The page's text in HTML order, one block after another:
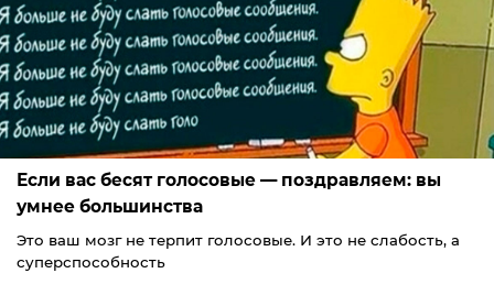
Если вас бесят голосовые — поздравляем: вы
умнее большинства
Это ваш мозг не терпит голосовые. И это не слабость, а
суперспособность